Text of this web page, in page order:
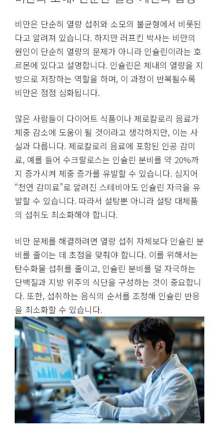
비만은 단순히 열량 섭취와 소모의 불균형에서 비롯된
다고 알려져 있습니다. 하지만 러프킨 박사는 비만의
원인이 단순히 열량의 문제가 아니라 인슐린이라는 호
르몬에 있다고 설명합니다. 인슐린은 체내의 열량을 지
방으로 저장하는 역할을 하며, 이 과정이 반복될수록
비만은 점점 심화됩니다.
많은 사람들이 다이어트 식품이나 제로칼로리 음료가
체중 감소에 도움이 될 것이라고 생각하지만, 이는 사
실과 다릅니다. 제로칼로리 음료에 포함된 인공 감미
료, 예를 들어 수크랄로스는 인슐린 분비를 약 20%까
지 증가시켜 체중 증가를 유발할 수 있습니다. 심지어
“천연 감미료”로 알려진 스테비아도 인슐린 자극을 유
발할 수 있습니다. 따라서 설탕뿐 아니라 설탕 대체품
의 섭취도 최소화해야 합니다.
비만 문제를 해결하려면 열량 섭취 자체보다 인슐린 분
비를 줄이는 데 초점을 맞춰야 합니다. 이를 위해서는
탄수화물 섭취를 줄이고, 인슐린 분비를 덜 자극하는
단백질과 지방 위주의 식단을 구성하는 것이 중요합니
다. 또한, 섭취하는 음식의 순서를 조정해 인슐린 반응
을 최소화할 수 있습니다.